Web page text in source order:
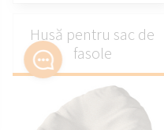
Husă pentru sac de
fasole